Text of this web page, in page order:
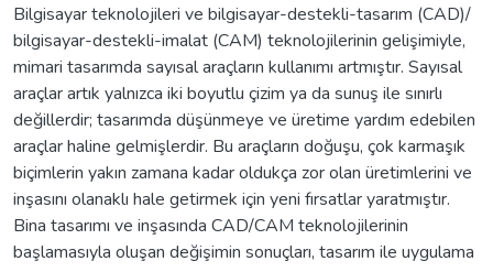
Bilgisayar teknolojileri ve bilgisayar-destekli-tasarım (CAD)/
bilgisayar-destekli-imalat (CAM) teknolojilerinin gelişimiyle,
mimari tasarımda sayısal araçların kullanımı artmıştır. Sayısal
araçlar artık yalnızca iki boyutlu çizim ya da sunuş ile sınırlı
değillerdir; tasarımda düşünmeye ve üretime yardım edebilen
araçlar haline gelmişlerdir. Bu araçların doğuşu, çok karmaşık
biçimlerin yakın zamana kadar oldukça zor olan üretimlerini ve
inşasını olanaklı hale getirmek için yeni fırsatlar yaratmıştır.
Bina tasarımı ve inşasında CAD/CAM teknolojilerinin
başlamasıyla oluşan değişimin sonuçları, tasarım ile uygulama